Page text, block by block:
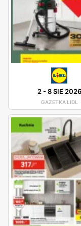
2-8 SIE 2026
GAZETKA LIDL